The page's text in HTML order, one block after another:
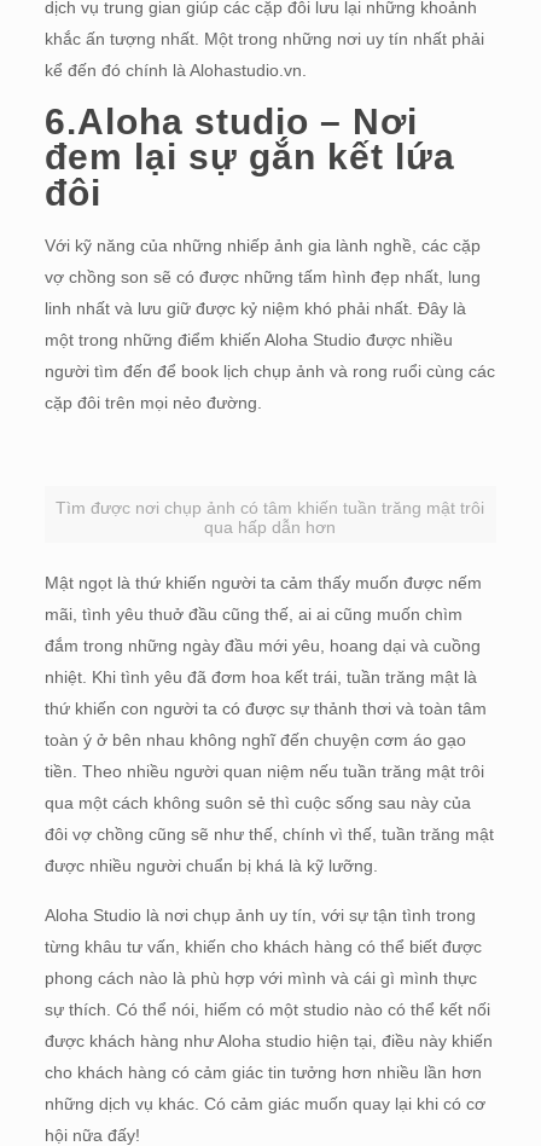
dịch vụ trung gian giúp các cặp đôi lưu lại những khoảnh
khắc ấn tượng nhất. Một trong những nơi uy tín nhất phải
kể đến đó chính là Alohastudio.vn.
6.Aloha studio – Nơi
đem lại sự gắn kết lứa
đôi
Với kỹ năng của những nhiếp ảnh gia lành nghề, các cặp
vợ chồng son sẽ có được những tấm hình đẹp nhất, lung
linh nhất và lưu giữ được kỷ niệm khó phải nhất. Đây là
một trong những điểm khiến Aloha Studio được nhiều
người tìm đến để book lịch chụp ảnh và rong ruổi cùng các
cặp đôi trên mọi nẻo đường.
Tìm được nơi chụp ảnh có tâm khiến tuần trăng mật trôi
qua hấp dẫn hơn
Mật ngọt là thứ khiến người ta cảm thấy muốn được nếm
mãi, tình yêu thuở đầu cũng thế, ai ai cũng muốn chìm
đắm trong những ngày đầu mới yêu, hoang dại và cuồng
nhiệt. Khi tình yêu đã đơm hoa kết trái, tuần trăng mật là
thứ khiến con người ta có được sự thảnh thơi và toàn tâm
toàn ý ở bên nhau không nghĩ đến chuyện cơm áo gạo
tiền. Theo nhiều người quan niệm nếu tuần trăng mật trôi
qua một cách không suôn sẻ thì cuộc sống sau này của
đôi vợ chồng cũng sẽ như thế, chính vì thế, tuần trăng mật
được nhiều người chuẩn bị khá là kỹ lưỡng.
Aloha Studio là nơi chụp ảnh uy tín, với sự tận tình trong
từng khâu tư vấn, khiến cho khách hàng có thể biết được
phong cách nào là phù hợp với mình và cái gì mình thực
sự thích. Có thể nói, hiếm có một studio nào có thể kết nối
được khách hàng như Aloha studio hiện tại, điều này khiến
cho khách hàng có cảm giác tin tưởng hơn nhiều lần hơn
những dịch vụ khác. Có cảm giác muốn quay lại khi có cơ
hội nữa đấy!